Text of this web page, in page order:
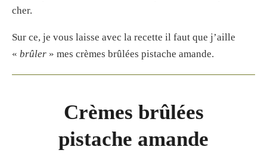
cher.
Sur ce, je vous laisse avec la recette il faut que j’aille
« brûler » mes crèmes brûlées pistache amande.
Crèmes brûlées
pistache amande